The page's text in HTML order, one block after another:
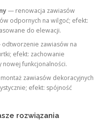
— renowacja zawiasów
odpornych na wilgoć; efekt:
do elewacji.
zawiasów na
efekt: zachowanie
nowej funkcjonalności.
zawiasów dekoracyjnych
efekt: spójność
rozwiązania